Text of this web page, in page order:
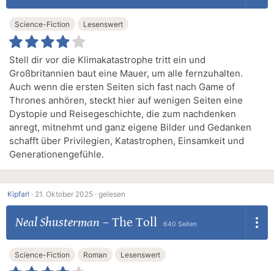
Science-Fiction Lesenswert
Stell dir vor die Klimakatastrophe tritt ein und
Großbritannien baut eine Mauer, um alle fernzuhalten.
Auch wenn die ersten Seiten sich fast nach Game of
Thrones anhören, steckt hier auf wenigen Seiten eine
Dystopie und Reisegeschichte, die zum nachdenken
anregt, mitnehmt und ganz eigene Bilder und Gedanken
schafft über Privilegien, Katastrophen, Einsamkeit und
Generationengefühle.
Kipfarl · 21. Oktober 2025 · gelesen
Neal Shusterman – The Toll 640 Seiten
Science-Fiction Roman Lesenswert